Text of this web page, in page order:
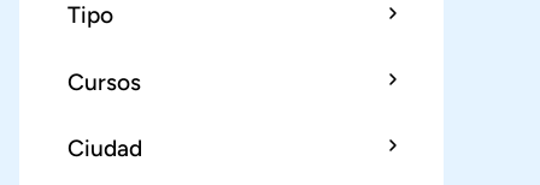
Tipo
Cursos
Ciudad